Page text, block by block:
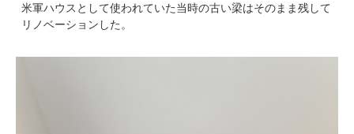
米軍ハウスとして使われていた当時の古い梁はそのまま残して
リノベーションした。